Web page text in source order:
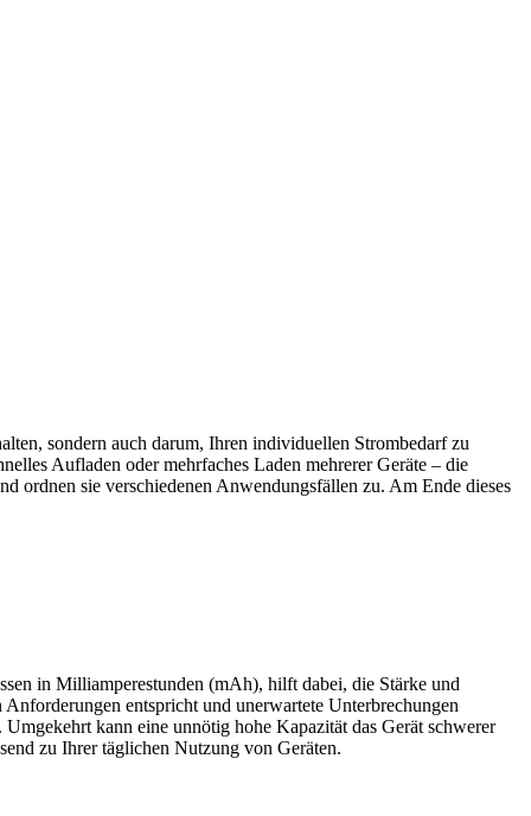
sondern auch darum, Ihren individuellen Strombedarf zu
Aufladen oder mehrfaches Laden mehrerer Geräte – die
ordnen sie verschiedenen Anwendungsfällen zu. Am Ende dieses
in Milliamperestunden (mAh), hilft dabei, die Stärke und
entspricht und unerwartete Unterbrechungen
kann eine unnötig hohe Kapazität das Gerät schwerer
zu Ihrer täglichen Nutzung von Geräten.